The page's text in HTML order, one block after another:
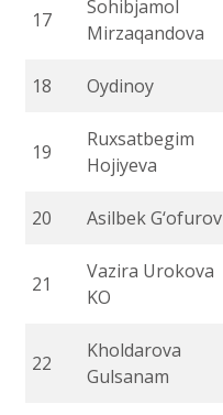
17
Sohibjamol
Mirzaqandova
18 Oydinoy
19
Ruxsatbegim
Hojiyeva
20 Asilbek G‘ofurov
21
Vazira Urokova
KO
22
Kholdarova
Gulsanam